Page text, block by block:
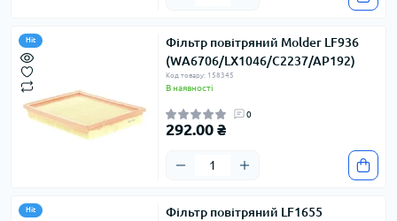
Hit
Фільтр повітряний Molder LF936
(WA6706/LX1046/C2237/AP192)
Код товару: 158345
В наявності
0
292.00 ₴
Hit
Фільтр повітряний LF1655